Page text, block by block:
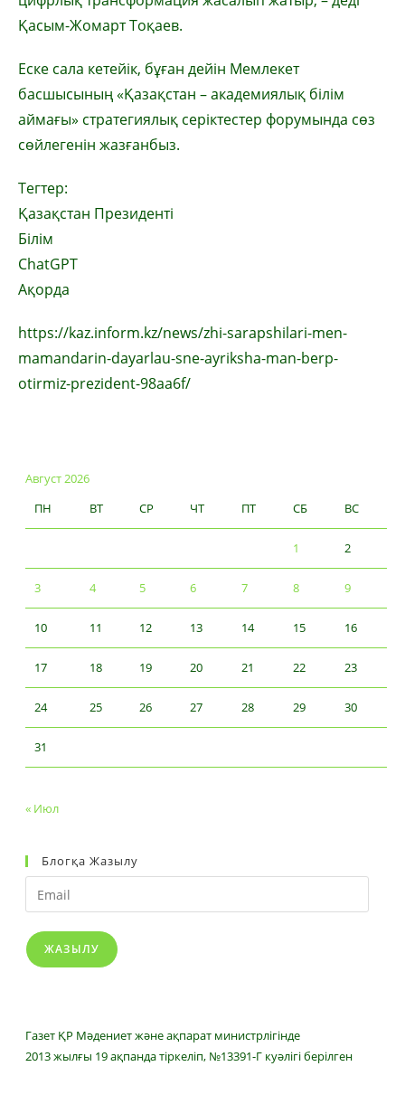
Қасым-Жомарт Тоқаев.
Еске сала кетейік, бұған дейін Мемлекет
басшысының «Қазақстан – академиялық білім
аймағы» стратегиялық серіктестер форумында сөз
сөйлегенін жазғанбыз.
Тегтер:
Қазақстан Президенті
Білім
ChatGPT
Ақорда
https://kaz.inform.kz/news/zhi-sarapshilari-men-
mamandarin-dayarlau-sne-ayriksha-man-berp-
otirmiz-prezident-98aa6f/
Август 2026
ПН
ВТ СР ЧТ ПТ СБ ВС
1 2
3 4 5 6 7 8 9
10 11 12 13 14 15 16
17 18 19 20 21 22 23
24 25 26 27 28 29 30
31
« Июл
Блогқа Жазылу
Email
ЖАЗЫЛУ
Газет ҚР Мәдениет және ақпарат министрлігінде
2013 жылғы 19 ақпанда тіркеліп, №13391-Г куәлігі берілген